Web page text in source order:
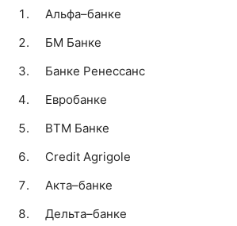
Альфа–банке
БМ Банке
Банке Ренессанс
Евробанке
ВТМ Банке
Credit Agrigole
Акта–банке
Дельта–банке